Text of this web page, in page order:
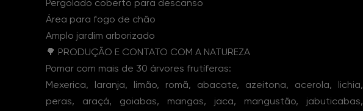
Pergolado coberto para descanso
Área para fogo de chão
Amplo jardim arborizado
🌳 PRODUÇÃO E CONTATO COM A NATUREZA
Pomar com mais de 30 árvores frutíferas:
Mexerica, laranja, limão, romã, abacate, azeitona, acerola, lichia,
peras, araçá, goiabas, mangas, jaca, mangustão, jabuticabas,